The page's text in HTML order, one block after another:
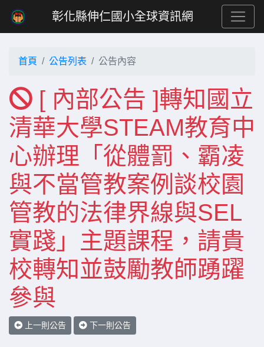
彰化縣伸仁國小全球資訊網
首頁 公告列表 公告內容
[ 內部公告 ]轉知國立
清華大學STEAM教育中
心辦理「從體罰、霸凌
與不當管教案例談校園
管教的法律界線與SEL
實踐」主題課程，請貴
校轉知並鼓勵教師踴躍
參與
上一則公告 下一則公告